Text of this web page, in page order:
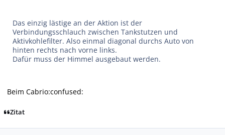
Das einzig lästige an der Aktion ist der
Verbindungsschlauch zwischen Tankstutzen und
Aktivkohlefilter. Also einmal diagonal durchs Auto von
hinten rechts nach vorne links.
Dafür muss der Himmel ausgebaut werden.
Beim Cabrio:confused:
Zitat